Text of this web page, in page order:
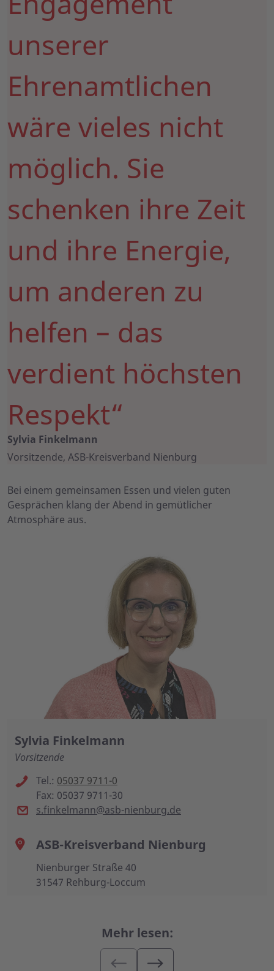
unserer
Ehrenamtlichen
wäre vieles nicht
möglich. Sie
schenken ihre Zeit
und ihre Energie,
um anderen zu
helfen – das
verdient höchsten
Respekt“
Sylvia Finkelmann
Vorsitzende, ASB-Kreisverband Nienburg
Bei einem gemeinsamen Essen und vielen guten
Gesprächen klang der Abend in gemütlicher
Atmosphäre aus.
Sylvia Finkelmann
Vorsitzende
Tel.: 05037 9711-0
Fax: 05037 9711-30
s.finkelmann@asb-nienburg.de
ASB-Kreisverband Nienburg
Nienburger Straße 40
31547 Rehburg-Loccum
Mehr lesen: